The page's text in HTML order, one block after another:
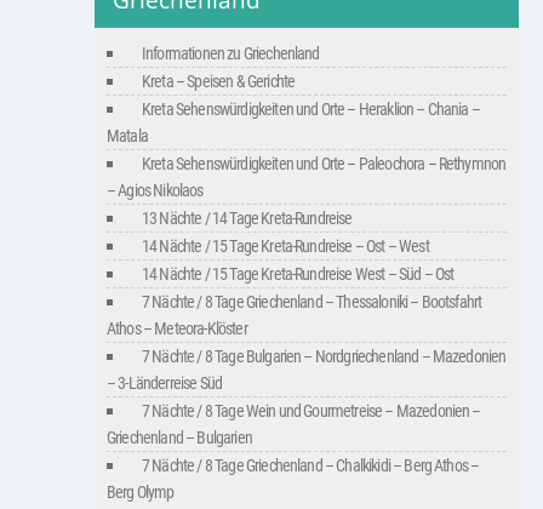
Informationen zu Griechenland
Kreta – Speisen & Gerichte
Kreta Sehenswürdigkeiten und Orte – Heraklion – Chania –
Matala
Kreta Sehenswürdigkeiten und Orte – Paleochora – Rethymnon
– Agios Nikolaos
13 Nächte / 14 Tage Kreta-Rundreise
14 Nächte / 15 Tage Kreta-Rundreise – Ost – West
14 Nächte / 15 Tage Kreta-Rundreise West – Süd – Ost
7 Nächte / 8 Tage Griechenland – Thessaloniki – Bootsfahrt
Athos – Meteora-Klöster
7 Nächte / 8 Tage Bulgarien – Nordgriechenland – Mazedonien
– 3-Länderreise Süd
7 Nächte / 8 Tage Wein und Gourmetreise – Mazedonien –
Griechenland – Bulgarien
7 Nächte / 8 Tage Griechenland – Chalkikidi – Berg Athos –
Berg Olymp